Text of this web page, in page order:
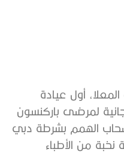
أول عيادة
لمرضى باركنسون
الهمم بشرطة دبي
من الأطباء